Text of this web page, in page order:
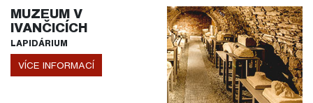
MUZEUM V
IVANČICÍCH
LAPIDÁRIUM
VÍCE INFORMACÍ